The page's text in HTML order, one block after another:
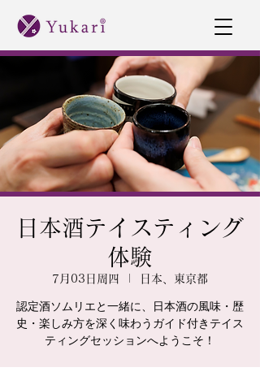
日本酒テイスティング
体験
7月03日周四 日本、東京都
認定酒ソムリエと一緒に、日本酒の風味・歴
史・楽しみ方を深く味わうガイド付きテイス
ティングセッションへようこそ！